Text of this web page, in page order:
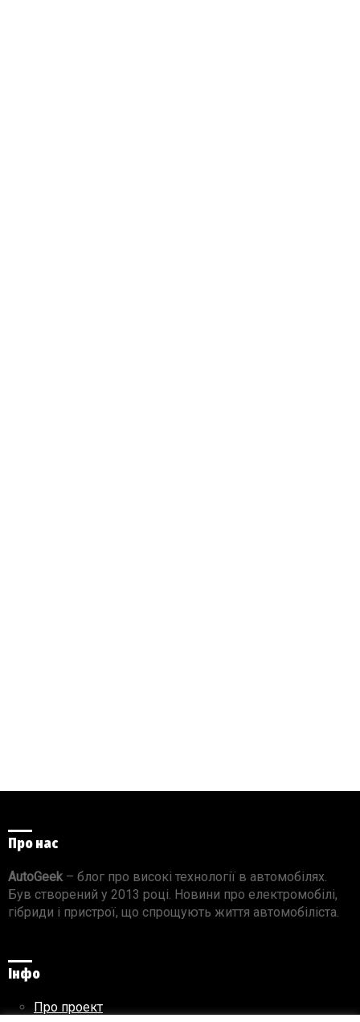
Про нас
AutoGeek – блог про високі технології в автомобілях.
Був створений у 2013 році. Новини про електромобілі,
гібриди і пристрої, що спрощують життя автомобіліста.
Інфо
Про проект